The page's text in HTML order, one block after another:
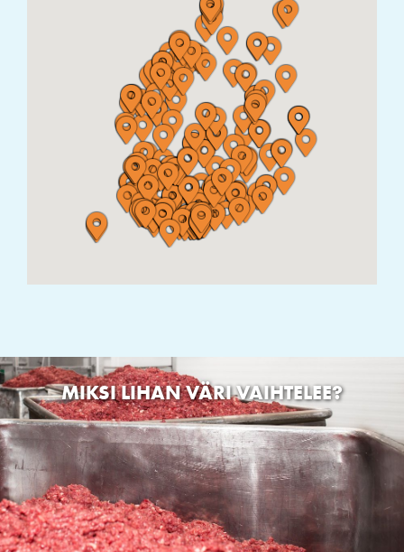
DOGMAN & FRIENDS SEINÄJOKI
SEPPO ILMARINEN 12 60120 SEINÄJOKI
TASSUN TAHTI TMI
Vesisuontie 74, 93700 Kuusamo
ELÄINTARVIKELIIKE DOG & CAT
TYÖPAJATIE 20 06150 Porvoo
Karkkilan Eläintarvike
MÄNTYLÄNKATU 103600 Karkkila
Teollisuustie 5, 45360 Kouvola
Soffix Hundfysio
Solfvägen 218 65450 Solf
Kalajoen Pieneläinhoitola
Nuorakalliontie 31, 85100 Nuoraperä
TOVE’S SALON OY
Lehtolankuja 3, Raisio, Suomi